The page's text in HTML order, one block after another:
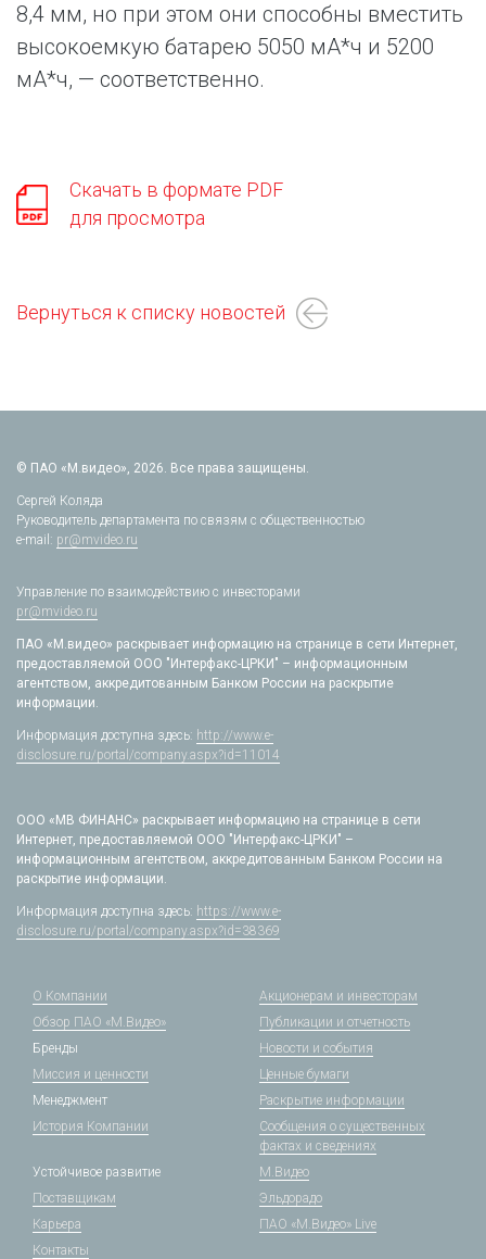
8,4 мм, но при этом они способны вместить
высокоемкую батарею 5050 мА*ч и 5200
мА*ч, — соответственно.
Скачать в формате PDF
для просмотра
Вернуться к списку новостей
© ПАО «М.видео», 2026. Все права защищены.
Сергей Коляда
Руководитель департамента по связям с общественностью
e-mail: pr@mvideo.ru
Управление по взаимодействию с инвесторами
pr@mvideo.ru
ПАО «М.видео» раскрывает информацию на странице в сети Интернет,
предоставляемой ООО "Интерфакс-ЦРКИ" – информационным
агентством, аккредитованным Банком России на раскрытие
информации.
Информация доступна здесь: http://www.e-
disclosure.ru/portal/company.aspx?id=11014
ООО «МВ ФИНАНС» раскрывает информацию на странице в сети
Интернет, предоставляемой ООО "Интерфакс-ЦРКИ" –
информационным агентством, аккредитованным Банком России на
раскрытие информации.
Информация доступна здесь: https://www.e-
disclosure.ru/portal/company.aspx?id=38369
О Компании
Обзор ПАО «М.Видео»
Бренды
Миссия и ценности
Менеджмент
История Компании
Акционерам и инвесторам
Публикации и отчетность
Новости и события
Ценные бумаги
Раскрытие информации
Сообщения о существенных
фактах и сведениях
Устойчивое развитие
Поставщикам
Карьера
Контакты
М.Видео
Эльдорадо
ПАО «М.Видео» Live